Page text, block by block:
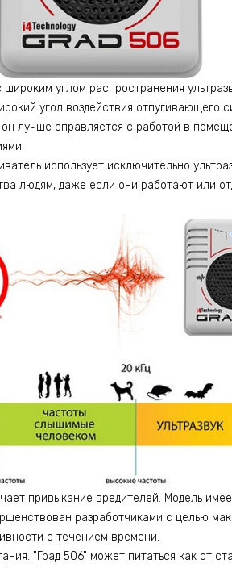
углом распространения
угол воздействия отпугивающего
лучше справляется с работой в
использует исключительно
людям, даже если они работают или
привыкание вредителей. Модель
разработчиками с целью
с течением времени.
"Град 506" может питаться как от